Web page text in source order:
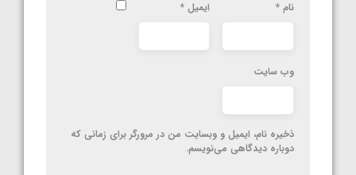
نام * ایمیل *
وب‌ سایت
ذخیره نام، ایمیل و وبسایت من در مرورگر برای زمانی که
دوباره دیدگاهی می‌نویسم.